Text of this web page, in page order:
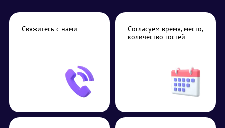
Свяжитесь с нами
Согласуем время, место,
количество гостей